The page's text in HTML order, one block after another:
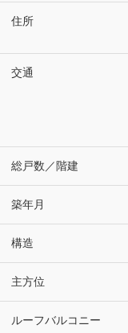
住所
交通
総戸数／階建
築年月
構造
主方位
ルーフバルコニー